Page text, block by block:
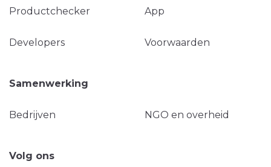
Productchecker App
Developers Voorwaarden
Samenwerking
Bedrijven NGO en overheid
Volg ons